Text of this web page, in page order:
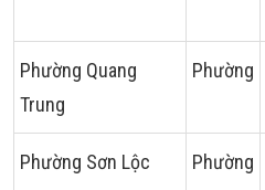
Phường Quang
Trung
Phường
Phường Sơn Lộc Phường